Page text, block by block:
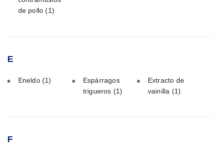
de pollo(1)
E
Eneldo (1)
Espárragos
trigueros (1)
Extracto de
vainilla (1)
F